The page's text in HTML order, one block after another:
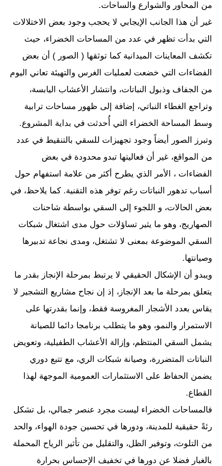
من المحاور والشوارع والساحات.
غير أن هذا الجانب الإيجابي لا يحجب وجود بعض الاختلالات
التي بدأت تظهر في عدد من المساحات الخضراء، حيث
تكشف المعاينات الميدانية كما توثقها ( الصور ) أن بعض
الفضاءات التي خضعت لعمليات الغرس والتهيئة تعاني اليوم
من الجفاف وذبول النباتات، وانتشار الأعشاب اليابسة،
وتراجع الغطاء النباتي، إضافة إلى ظهور مساحات ترابية
وسط المساحة الخضراء التي أُحدثت في بداية المشروع.
وتبرز الصور أيضاً وجود تجهيزات للسقي بالتنقيط في عدد
من المواقع، غير أن فعاليتها تبدو محدودة في بعض
الفضاءات ، الأمر الذي يطرح أكثر من علامة استفهام حول
أسباب تدهور النباتات رغم توفر هذه التقنية. كما يلاحظ، في
بعض الحالات، و اللجوء إلى السقي بواسطة شاحنات
الصهاريج، وهو ما يثير تساؤلات حول مدى اشتغال شبكات
السقي الموضوعة بمعنى لا تشتغل، ومدى نجاعة تدبيرها
وصيانتها.
ويبدو أن الإشكال الحقيقي لا يرتبط بمرحلة الإنجاز بقدر ما
يتعلق بمرحلة ما بعد الإنجاز، إذ إن نجاح مشاريع التشجير لا
يقاس بعدد الأشجار المغروسة فقط، وإنما بقدرتها على
الاستمرار والنمو، وهو ما يتطلب برنامجا دائما للصيانة
يشمل السقي المنتظم، وإزالة الأعشاب الطفيلية، وتعويض
النباتات المتضررة، وصيانة شبكات الري، مع تتبع دوري
يضمن الحفاظ على الاستثمارات العمومية الموجهة لهذا
القطاع.
فالمساحات الخضراء ليست مجرد عنصر جمالي، بل تشكل
رئةً حقيقية للمدينة، ودورها في تحسين جودة الهواء، والحد
من التلوث، وتوفير الظل، والتقليل من تأثير الرياح المحملة
بالغبار فضلا عن دورها في تخفيف الإحساس بحرارة